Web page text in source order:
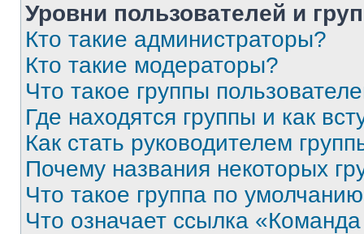
Уровни пользователей и
Кто такие администраторы?
Кто такие модераторы?
Что такое группы
Где находятся группы и как
Как стать руководителем
Почему названия некоторых
Что такое группа по
Что означает ссылка